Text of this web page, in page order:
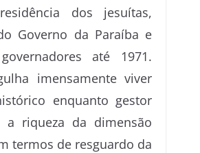
dos jesuítas,
Governo da Paraíba e
até 1971.
imensamente viver
enquanto gestor
a riqueza da dimensão
termos de resguardo da